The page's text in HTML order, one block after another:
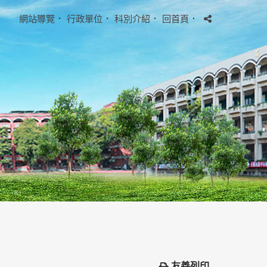
網站導覽 ． 行政單位 ． 科別介紹． 回首頁．